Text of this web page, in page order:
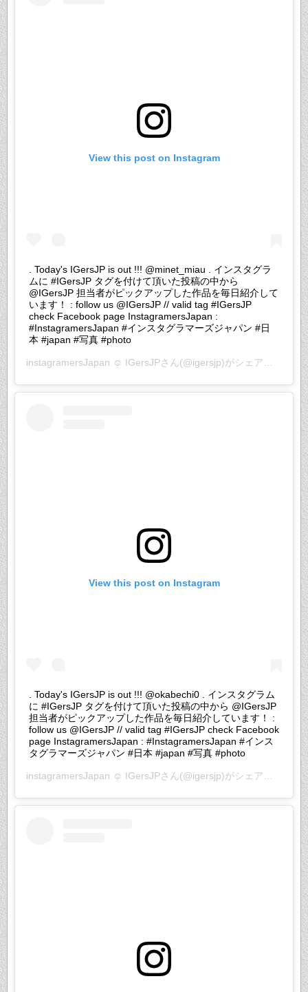
View this post on Instagram
. Today's IGersJP is out !!! @minet_miau . インスタグラ
ムに #IGersJP タグを付けて頂いた投稿の中から
@IGersJP 担当者がピックアップした作品を毎日紹介して
います！ : follow us @IGersJP // valid tag #IGersJP
check Facebook page InstagramersJapan :
#InstagramersJapan #インスタグラマーズジャパン #日
本 #japan #写真 #photo
instagramersJapan ☺︎ IGersJPさん(@igersjp)がシェアした投稿 –
View this post on Instagram
. Today's IGersJP is out !!! @okabechi0 . インスタグラム
に #IGersJP タグを付けて頂いた投稿の中から @IGersJP
担当者がピックアップした作品を毎日紹介しています！ :
follow us @IGersJP // valid tag #IGersJP check Facebook
page InstagramersJapan : #InstagramersJapan #インス
タグラマーズジャパン #日本 #japan #写真 #photo
instagramersJapan ☺︎ IGersJPさん(@igersjp)がシェアした投稿 –